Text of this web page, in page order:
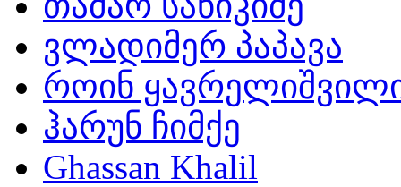
ვლადიმერ პაპავა
როინ
ჰარუნ ჩიმქე
Ghassan Khalil